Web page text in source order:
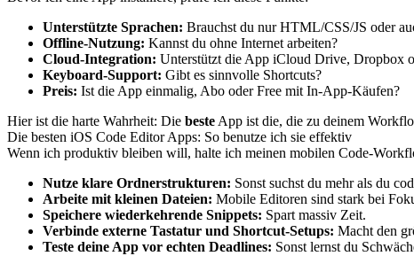
Unterstützte Sprachen: Brauchst du nur HTML/CSS/JS oder
Offline-Nutzung: Kannst du ohne Internet arbeiten?
Cloud-Integration: Unterstützt die App iCloud Drive, Dropbox
Keyboard-Support: Gibt es sinnvolle Shortcuts?
Preis: Ist die App einmalig, Abo oder Free mit In-App-Käufen?
Hier ist die harte Wahrheit: Die beste App ist die, die zu deinem
Die besten iOS Code Editor Apps: So benutze ich sie effektiv
Wenn ich produktiv bleiben will, halte ich meinen mobilen Code-
Nutze klare Ordnerstrukturen: Sonst suchst du mehr als du
Arbeite mit kleinen Dateien: Mobile Editoren sind stark bei
Speichere wiederkehrende Snippets: Spart massiv Zeit.
Verbinde externe Tastatur und Shortcut-Setups: Macht den
Teste deine App vor echten Deadlines: Sonst lernst du